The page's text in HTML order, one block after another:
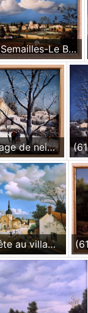
(609)- Les Semailles-Le Bourg de Mouchamps-1986-24x35 cm.
(613)-Paysage de neige-L'Arbre bleu-1986-hsb 27x35 cm.
(618)- La fête au village de la Jonchère-1986-hsb 50x65 cm.